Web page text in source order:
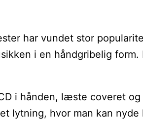
har vundet stor
i en håndgribelig
i hånden, læste coveret
hvor man kan